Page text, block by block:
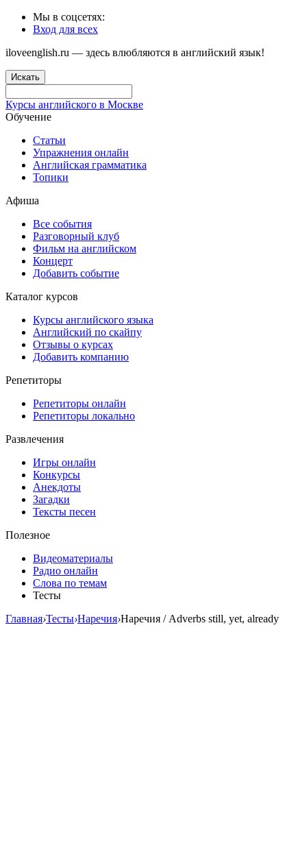
Мы в соцсетях:
Вход для всех
iloveenglish.ru — здесь влюбляются в английский язык!
Искать
Курсы английского в Москве
Обучение
Статьи
Упражнения онлайн
Английская грамматика
Топики
Афиша
Все события
Разговорный клуб
Фильм на английском
Концерт
Добавить событие
Каталог курсов
Курсы английского языка
Английский по скайпу
Отзывы о курсах
Добавить компанию
Репетиторы
Репетиторы онлайн
Репетиторы локально
Развлечения
Игры онлайн
Конкурсы
Анекдоты
Загадки
Тексты песен
Полезное
Видеоматериалы
Радио онлайн
Слова по темам
Тесты
Главная›Тесты›Наречия›Наречия / Adverbs still, yet, already